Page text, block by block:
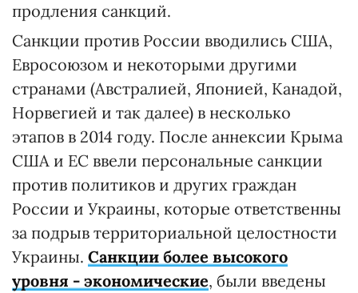
продления санкций.
Санкции против России вводились США,
Евросоюзом и некоторыми другими
странами (Австралией, Японией, Канадой,
Норвегией и так далее) в несколько
этапов в 2014 году. После аннексии Крыма
США и ЕС ввели персональные санкции
против политиков и других граждан
России и Украины, которые ответственны
за подрыв территориальной целостности
Украины. Санкции более высокого
уровня - экономические, были введены